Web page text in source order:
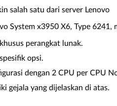
salah satu dari server Lenovo
System x3950 X6, Type 6241,
perangkat lunak.
opsi.
dengan 2 CPU per CPU
gejala yang dijelaskan di atas.